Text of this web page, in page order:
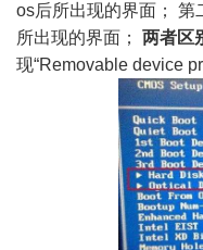
os后所出现的界面；
所出现的界面； 两者区
现“Removable device